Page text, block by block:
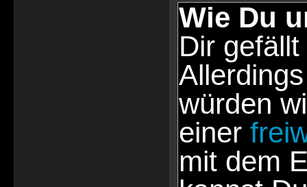
Wie Du
Dir
würden
einer
mit dem